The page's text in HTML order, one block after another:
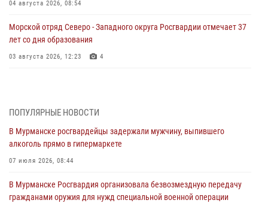
04 августа 2026, 08:54
Морской отряд Северо - Западного округа Росгвардии отмечает 37
лет со дня образования
03 августа 2026, 12:23 4
Сотрудники Росгвардии провели инструктаж по
антитеррористической защищенности для членов избирательных
31 июля 2026, 08:48 3
ПОПУЛЯРНЫЕ НОВОСТИ
В Мурманске росгвардейцы задержали мужчину, выпившего
алкоголь прямо в гипермаркете
07 июля 2026, 08:44
В Мурманске Росгвардия организовала безвозмездную передачу
гражданами оружия для нужд специальной военной операции